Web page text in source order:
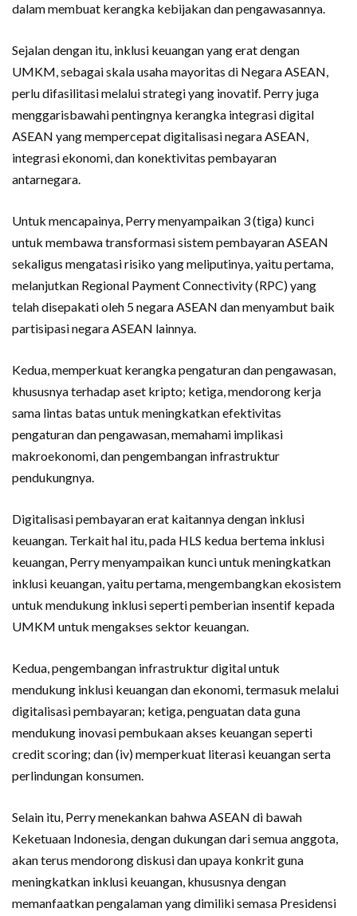
dalam membuat kerangka kebijakan dan pengawasannya.
Sejalan dengan itu, inklusi keuangan yang erat dengan
UMKM, sebagai skala usaha mayoritas di Negara ASEAN,
perlu difasilitasi melalui strategi yang inovatif. Perry juga
menggarisbawahi pentingnya kerangka integrasi digital
ASEAN yang mempercepat digitalisasi negara ASEAN,
integrasi ekonomi, dan konektivitas pembayaran
antarnegara.
Untuk mencapainya, Perry menyampaikan 3 (tiga) kunci
untuk membawa transformasi sistem pembayaran ASEAN
sekaligus mengatasi risiko yang meliputinya, yaitu pertama,
melanjutkan Regional Payment Connectivity (RPC) yang
telah disepakati oleh 5 negara ASEAN dan menyambut baik
partisipasi negara ASEAN lainnya.
Kedua, memperkuat kerangka pengaturan dan pengawasan,
khususnya terhadap aset kripto; ketiga, mendorong kerja
sama lintas batas untuk meningkatkan efektivitas
pengaturan dan pengawasan, memahami implikasi
makroekonomi, dan pengembangan infrastruktur
pendukungnya.
Digitalisasi pembayaran erat kaitannya dengan inklusi
keuangan. Terkait hal itu, pada HLS kedua bertema inklusi
keuangan, Perry menyampaikan kunci untuk meningkatkan
inklusi keuangan, yaitu pertama, mengembangkan ekosistem
untuk mendukung inklusi seperti pemberian insentif kepada
UMKM untuk mengakses sektor keuangan.
Kedua, pengembangan infrastruktur digital untuk
mendukung inklusi keuangan dan ekonomi, termasuk melalui
digitalisasi pembayaran; ketiga, penguatan data guna
mendukung inovasi pembukaan akses keuangan seperti
credit scoring; dan (iv) memperkuat literasi keuangan serta
perlindungan konsumen.
Selain itu, Perry menekankan bahwa ASEAN di bawah
Keketuaan Indonesia, dengan dukungan dari semua anggota,
akan terus mendorong diskusi dan upaya konkrit guna
meningkatkan inklusi keuangan, khususnya dengan
memanfaatkan pengalaman yang dimiliki semasa Presidensi